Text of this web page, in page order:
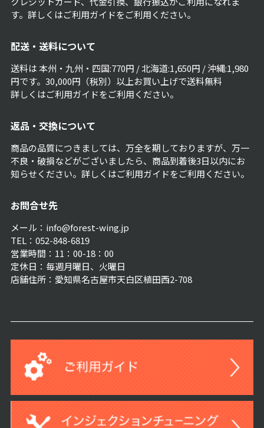
す。詳しくはご利用ガイドをご利用ください。
配送・送料について
送料は 本州・九州・四国:770円 / 北海道:1,650円 / 沖縄:1,980
円です。30,000円（税別）以上お買い上げで送料無料
詳しくはご利用ガイドをご利用ください。
返品・交換について
商品の品質につきましては、万全を期しておりますが、万一
不良・破損などがございましたら、商品到着後3日以内にお
知らせください。詳しくはご利用ガイドをご利用ください。
お問合せ先
メール：info@forest-wing.jp
TEL：052-848-6819
営業時間：11：00-18：00
定休日：毎週月曜日、火曜日
店舗住所：愛知県名古屋市天白区植田西2-708